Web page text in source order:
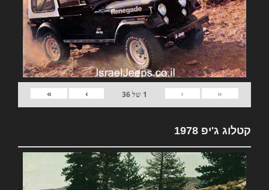
«
‹
1 של36
›
»
קטלוג ג'יפ 1978